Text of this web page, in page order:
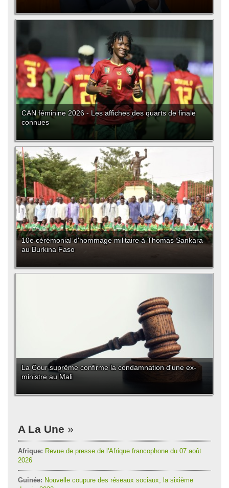
CAN féminine 2026 - Les affiches des quarts de finale
connues
10e cérémonial d'hommage militaire à Thomas Sankara
au Burkina Faso
La Cour suprême confirme la condamnation d'une ex-
ministre au Mali
A La Une
Afrique: Revue de presse de l'Afrique francophone du 07 août
2026
Guinée: Nouvelle coupure des réseaux sociaux, la sixième